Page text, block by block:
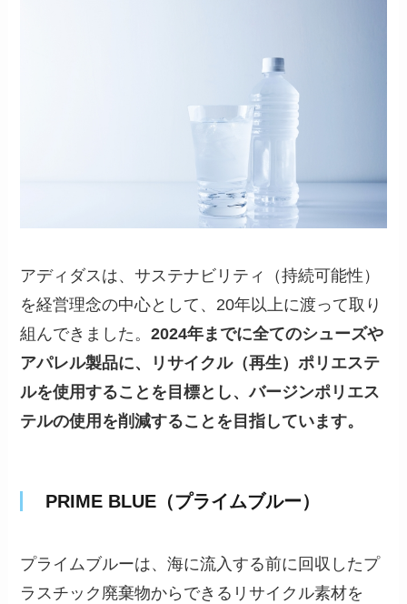
アディダスは、サステナビリティ（持続可能性）
を経営理念の中心として、20年以上に渡って取り
組んできました。2024年までに全てのシューズや
アパレル製品に、リサイクル（再生）ポリエステ
ルを使用することを目標とし、バージンポリエス
テルの使用を削減することを目指しています。
PRIME BLUE（プライムブルー）
プライムブルーは、海に流入する前に回収したプ
ラスチック廃棄物からできるリサイクル素材を